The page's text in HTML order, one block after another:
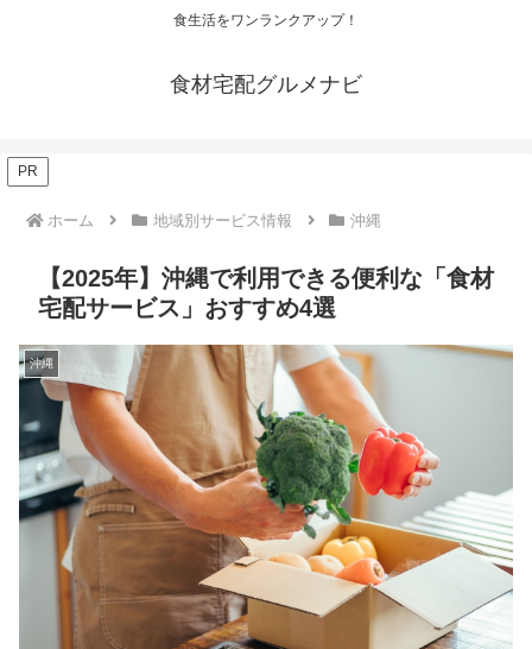
食生活をワンランクアップ！
食材宅配グルメナビ
PR
ホーム 地域別サービス情報 沖縄
【2025年】沖縄で利用できる便利な「食材
宅配サービス」おすすめ4選
沖縄